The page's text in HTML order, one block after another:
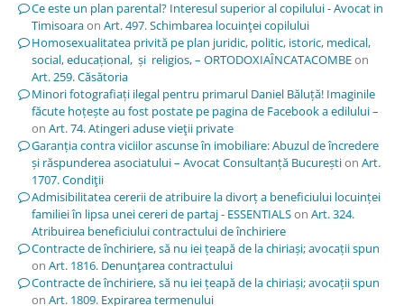
Ce este un plan parental? Interesul superior al copilului - Avocat in
Timisoaraon Art. 497. Schimbarea locuinţei copilului
Homosexualitatea privită pe plan juridic, politic, istoric, medical,
social, educațional, și religios, – ORTODOXIAÎNCATACOMBEon
Art. 259. Căsătoria
Minori fotografiați ilegal pentru primarul Daniel Băluță! Imaginile
făcute hoțește au fost postate pe pagina de Facebook a edilului –
on Art. 74. Atingeri aduse vieţii private
Garanția contra viciilor ascunse în imobiliare: Abuzul de încredere
și răspunderea asociatului – Avocat Consultanță Bucureștion Art.
1707. Condiţii
Admisibilitatea cererii de atribuire la divorț a beneficiului locuinței
familiei în lipsa unei cereri de partaj - ESSENTIALSon Art. 324.
Atribuirea beneficiului contractului de închiriere
Contracte de închiriere, să nu iei țeapă de la chiriași; avocații spun
on Art. 1816. Denunţarea contractului
Contracte de închiriere, să nu iei țeapă de la chiriași; avocații spun
on Art. 1809. Expirarea termenului